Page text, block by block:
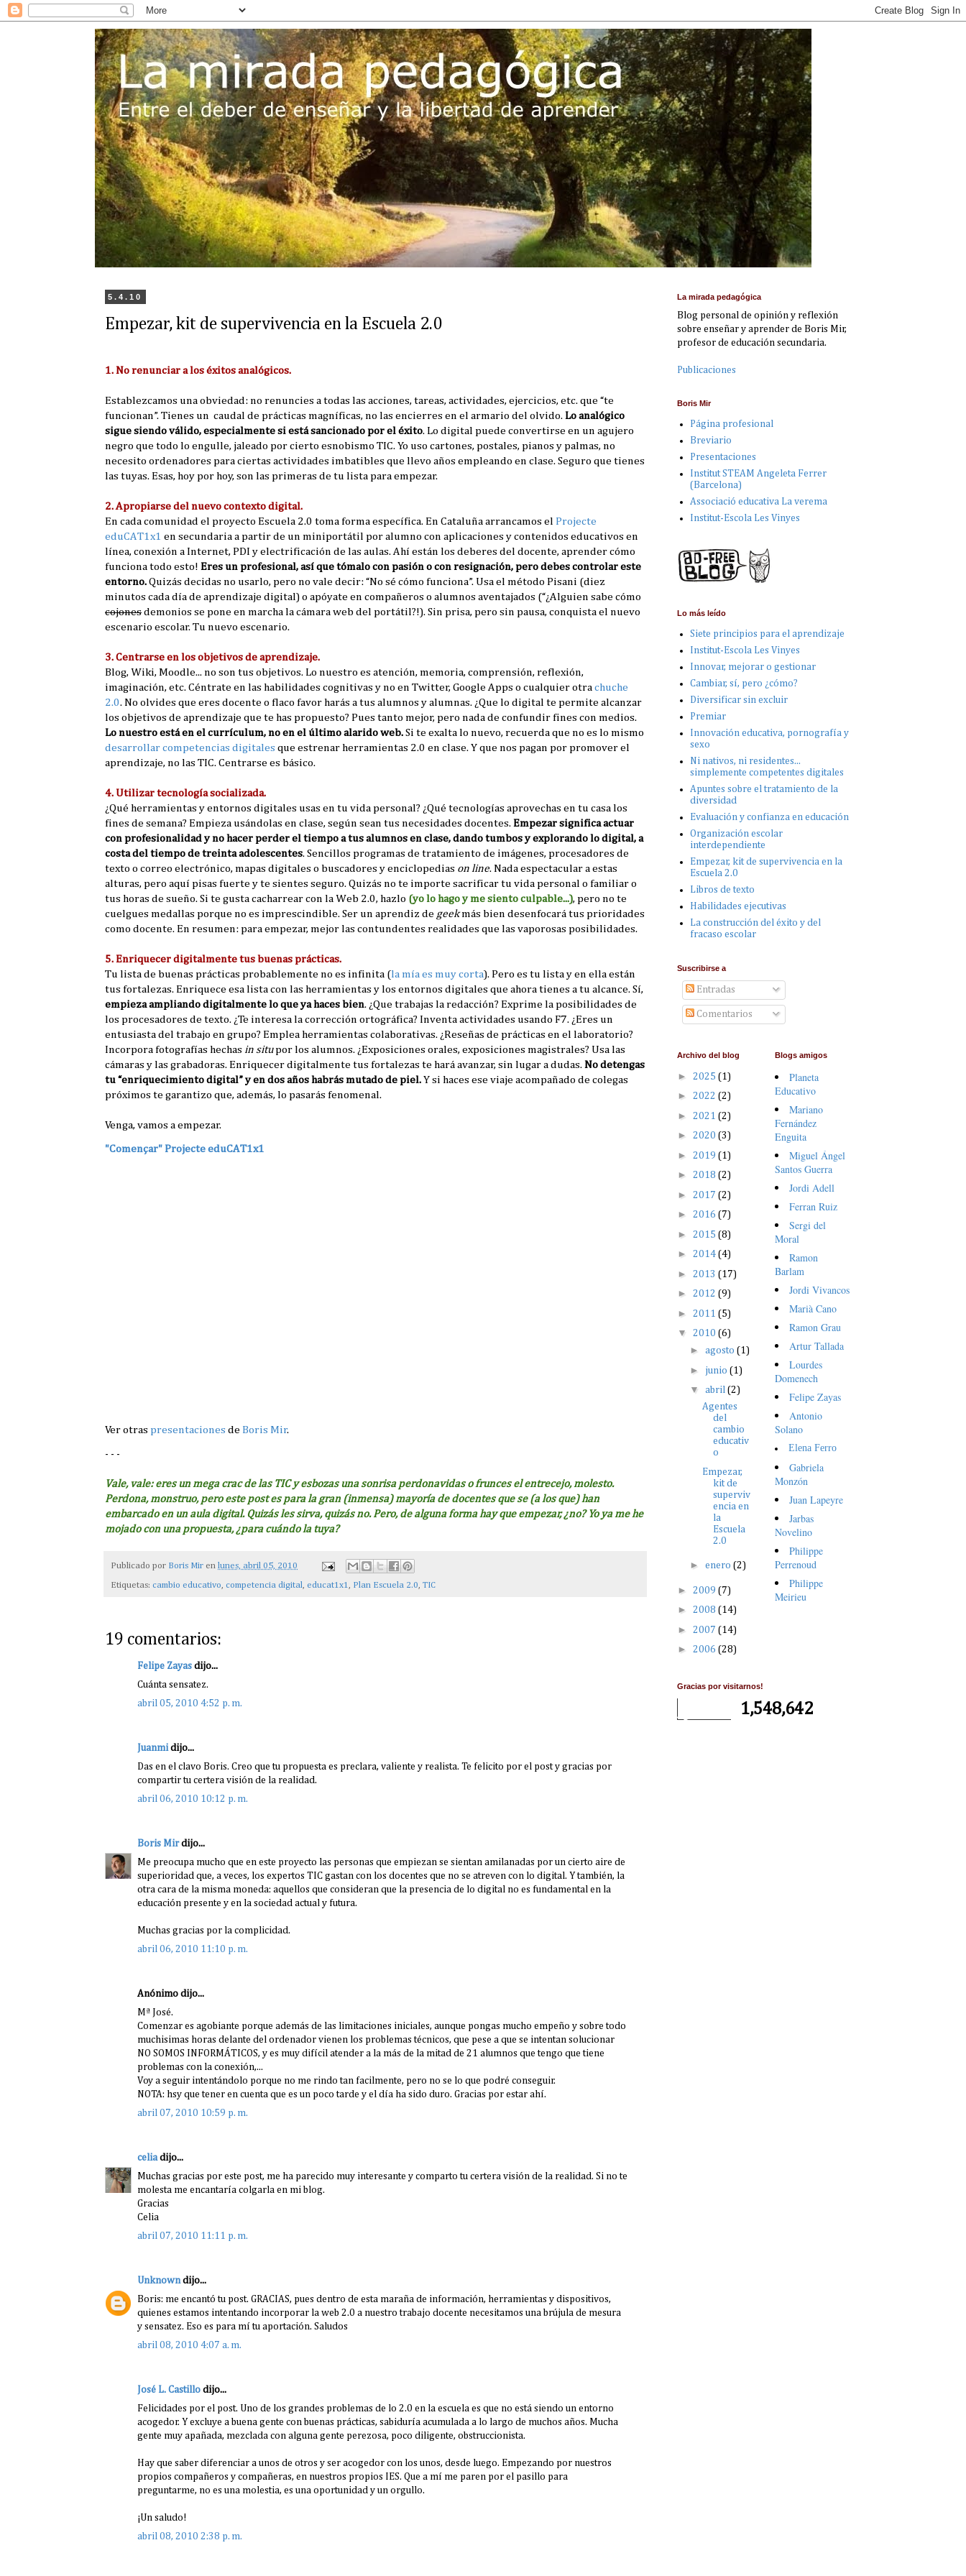
5.4.10
Empezar, kit de supervivencia en la Escuela 2.0
1. No renunciar a los éxitos analógicos.
Establezcamos una obviedad: no renuncies a todas las acciones, tareas, actividades, ejercicios, etc. que “te
funcionan”. Tienes un caudal de prácticas magníficas, no las encierres en el armario del olvido. Lo analógico
sigue siendo válido, especialmente si está sancionado por el éxito. Lo digital puede convertirse en un agujero
negro que todo lo engulle, jaleado por cierto esnobismo TIC. Yo uso cartones, postales, pianos y palmas, no
necesito ordenadores para ciertas actividades imbatibles que llevo años empleando en clase. Seguro que tienes
las tuyas. Esas, hoy por hoy, son las primeras de tu lista para empezar.
2. Apropiarse del nuevo contexto digital.
En cada comunidad el proyecto Escuela 2.0 toma forma específica. En Cataluña arrancamos el Projecte
eduCAT1x1 en secundaria a partir de un miniportátil por alumno con aplicaciones y contenidos educativos en
línea, conexión a Internet, PDI y electrificación de las aulas. Ahí están los deberes del docente, aprender cómo
funciona todo esto! Eres un profesional, así que tómalo con pasión o con resignación, pero debes controlar este
entorno. Quizás decidas no usarlo, pero no vale decir: “No sé cómo funciona”. Usa el método Pisani (diez
minutos cada día de aprendizaje digital) o apóyate en compañeros o alumnos aventajados (“¿Alguien sabe cómo
cojones demonios se pone en marcha la cámara web del portátil?!). Sin prisa, pero sin pausa, conquista el nuevo
escenario escolar. Tu nuevo escenario.
3. Centrarse en los objetivos de aprendizaje.
Blog, Wiki, Moodle... no son tus objetivos. Lo nuestro es atención, memoria, comprensión, reflexión,
imaginación, etc. Céntrate en las habilidades cognitivas y no en Twitter, Google Apps o cualquier otra chuche
2.0. No olvides que eres docente o flaco favor harás a tus alumnos y alumnas. ¿Que lo digital te permite alcanzar
los objetivos de aprendizaje que te has propuesto? Pues tanto mejor, pero nada de confundir fines con medios.
Lo nuestro está en el currículum, no en el último alarido web. Si te exalta lo nuevo, recuerda que no es lo mismo
desarrollar competencias digitales que estrenar herramientas 2.0 en clase. Y que nos pagan por promover el
aprendizaje, no las TIC. Centrarse es básico.
4. Utilizar tecnología socializada.
¿Qué herramientas y entornos digitales usas en tu vida personal? ¿Qué tecnologías aprovechas en tu casa los
fines de semana? Empieza usándolas en clase, según sean tus necesidades docentes. Empezar significa actuar
con profesionalidad y no hacer perder el tiempo a tus alumnos en clase, dando tumbos y explorando lo digital, a
costa del tiempo de treinta adolescentes. Sencillos programas de tratamiento de imágenes, procesadores de
texto o correo electrónico, mapas digitales o buscadores y enciclopedias on line. Nada espectacular a estas
alturas, pero aquí pisas fuerte y te sientes seguro. Quizás no te importe sacrificar tu vida personal o familiar o
tus horas de sueño. Si te gusta cacharrear con la Web 2.0, hazlo (yo lo hago y me siento culpable...), pero no te
cuelgues medallas porque no es imprescindible. Ser un aprendiz de geekmás bien desenfocará tus prioridades
como docente. En resumen: para empezar, mejor las contundentes realidades que las vaporosas posibilidades.
5. Enriquecer digitalmente tus buenas prácticas.
Tu lista de buenas prácticas probablemente no es infinita (la mía es muy corta). Pero es tu lista y en ella están
tus fortalezas. Enriquece esa lista con las herramientas y los entornos digitales que ahora tienes a tu alcance. Sí,
empieza ampliando digitalmente lo que ya haces bien. ¿Que trabajas la redacción? Exprime la posibilidades de
los procesadores de texto. ¿Te interesa la corrección ortográfica? Inventa actividades usando F7. ¿Eres un
entusiasta del trabajo en grupo? Emplea herramientas colaborativas. ¿Reseñas de prácticas en el laboratorio?
Incorpora fotografías hechas in situpor los alumnos. ¿Exposiciones orales, exposiciones magistrales? Usa las
cámaras y las grabadoras. Enriquecer digitalmente tus fortalezas te hará avanzar, sin lugar a dudas. No detengas
tu “enriquecimiento digital” y en dos años habrás mutado de piel. Y si haces ese viaje acompañado de colegas
próximos te garantizo que, además, lo pasarás fenomenal.
Venga, vamos a empezar.
"Començar" Projecte eduCAT1x1
Ver otras presentaciones de Boris Mir.
- - -
Vale, vale: eres un mega crac de las TIC y esbozas una sonrisa perdonavidas o frunces el entrecejo, molesto.
Perdona, monstruo, pero este post es para la gran (inmensa) mayoría de docentes que se (a los que) han
embarcado en un aula digital. Quizás les sirva, quizás no. Pero, de alguna forma hay que empezar, ¿no? Yo ya me he
mojado con una propuesta, ¿para cuándo la tuya?
Publicado por Boris Mir en lunes, abril 05, 2010
Etiquetas: cambio educativo, competencia digital, educat1x1, Plan Escuela 2.0, TIC
19 comentarios:
Felipe Zayas dijo...
Cuánta sensatez.
abril 05, 2010 4:52 p. m.
Juanmidijo...
Das en el clavo Boris. Creo que tu propuesta es preclara, valiente y realista. Te felicito por el post y gracias por
compartir tu certera visión de la realidad.
abril 06, 2010 10:12 p. m.
Boris Mirdijo...
Me preocupa mucho que en este proyecto las personas que empiezan se sientan amilanadas por un cierto aire de
superioridad que, a veces, los expertos TIC gastan con los docentes que no se atreven con lo digital. Y también, la
otra cara de la misma moneda: aquellos que consideran que la presencia de lo digital no es fundamental en la
educación presente y en la sociedad actual y futura.
Muchas gracias por la complicidad.
abril 06, 2010 11:10 p. m.
Anónimo dijo...
Mª José.
Comenzar es agobiante porque además de las limitaciones iniciales, aunque pongas mucho empeño y sobre todo
muchisimas horas delante del ordenador vienen los problemas técnicos, que pese a que se intentan solucionar
NO SOMOS INFORMÁTICOS, y es muy difícil atender a la más de la mitad de 21 alumnos que tengo que tiene
problemas con la conexión,...
Voy a seguir intentándolo porque no me rindo tan facilmente, pero no se lo que podré conseguir.
NOTA: hsy que tener en cuenta que es un poco tarde y el día ha sido duro. Gracias por estar ahí.
abril 07, 2010 10:59 p. m.
celiadijo...
Muchas gracias por este post, me ha parecido muy interesante y comparto tu certera visión de la realidad. Si no te
molesta me encantaría colgarla en mi blog.
Gracias
Celia
abril 07, 2010 11:11 p. m.
Unknowndijo...
Boris: me encantó tu post. GRACIAS, pues dentro de esta maraña de información, herramientas y dispositivos,
quienes estamos intentando incorporar la web 2.0 a nuestro trabajo docente necesitamos una brújula de mesura
y sensatez. Eso es para mí tu aportación. Saludos
abril 08, 2010 4:07 a. m.
José L. Castillo dijo...
Felicidades por el post. Uno de los grandes problemas de lo 2.0 en la escuela es que no está siendo un entorno
acogedor. Y excluye a buena gente con buenas prácticas, sabiduría acumulada a lo largo de muchos años. Mucha
gente muy apañada, mezclada con alguna gente perezosa, poco diligente, obstruccionista.
Hay que saber diferenciar a unos de otros y ser acogedor con los unos, desde luego. Empezando por nuestros
propios compañeros y compañeras, en nuestros propios IES. Que a mí me paren por el pasillo para
preguntarme, no es una molestia, es una oportunidad y un orgullo.
¡Un saludo!
abril 08, 2010 2:38 p. m.
La mirada pedagógica
Blog personal de opinión y reflexión
sobre enseñar y aprender de Boris Mir,
profesor de educación secundaria.
Publicaciones
Boris Mir
Página profesional
Breviario
Presentaciones
Institut STEAM Angeleta Ferrer
(Barcelona)
Associació educativa La verema
Institut-Escola Les Vinyes
Lo más leído
Siete principios para el aprendizaje
Institut-Escola Les Vinyes
Innovar, mejorar o gestionar
Cambiar, sí, pero ¿cómo?
Diversificar sin excluir
Premiar
Innovación educativa, pornografía y
sexo
Ni nativos, ni residentes...
simplemente competentes digitales
Apuntes sobre el tratamiento de la
diversidad
Evaluación y confianza en educación
Organización escolar
interdependiente
Empezar, kit de supervivencia en la
Escuela 2.0
Libros de texto
Habilidades ejecutivas
La construcción del éxito y del
fracaso escolar
Suscribirse a
Entradas
Comentarios
Archivo del blog
► 2025 (1)
► 2022 (2)
► 2021 (2)
► 2020 (3)
► 2019 (1)
► 2018 (2)
► 2017 (2)
► 2016 (7)
► 2015 (8)
► 2014 (4)
► 2013 (17)
► 2012 (9)
► 2011 (5)
▼ 2010 (6)
► agosto (1)
► junio (1)
▼ abril (2)
Agentes
del
cambio
educativ
o
Empezar,
kit de
superviv
encia en
la
Escuela
2.0
► enero (2)
► 2009 (7)
► 2008 (14)
► 2007 (14)
► 2006 (28)
Blogs amigos
Planeta
Educativo
Mariano
Fernández
Enguita
Miguel Ángel
Santos Guerra
Jordi Adell
Ferran Ruiz
Sergi del
Moral
Ramon
Barlam
Jordi Vivancos
Marià Cano
Ramon Grau
Artur Tallada
Lourdes
Domenech
Felipe Zayas
Antonio
Solano
Elena Ferro
Gabriela
Monzón
Juan Lapeyre
Jarbas
Novelino
Philippe
Perrenoud
Philippe
Meirieu
Gracias por visitarnos!
1,548,642